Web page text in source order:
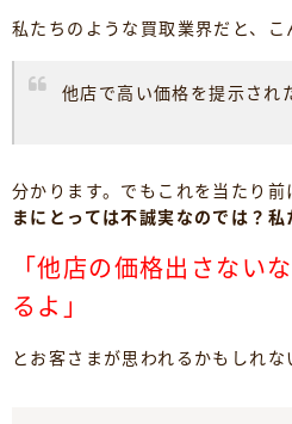
私たちのような買取業界だと、こ
他店で高い価格を提示され
分かります。でもこれを当たり
まにとっては不誠実なのでは？
「他店の価格出さない
るよ」
とお客さまが思われるかもしれな